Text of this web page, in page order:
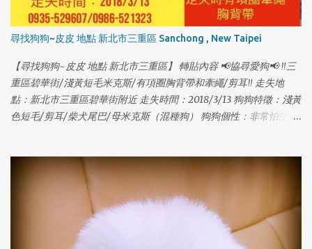
1
尋找狗狗~皮皮 地點 新北市三重區 Sanchong , New Taipei
【尋找狗狗~皮皮 地點 新北市三重區】 轉貼內容 📢協尋愛狗📢 ‼️三
重區碧華街/淺黃短毛米克斯/有項圈胸背帶和牽繩/剪耳‼️ 走失地
點：新北市三重區碧華街附近 走失時間：2018/3/13 狗狗特徵：淺黃
色短毛/剪耳/柴犬尾巴/母米克斯（混種狗） 狗狗個性：非常怕生、
讓她自己跑出門了，請大家幫忙注意是否有她的行蹤，希望皮皮可
以趕快回家...謝謝🙏！ [有晶片] #走失 #狗走失